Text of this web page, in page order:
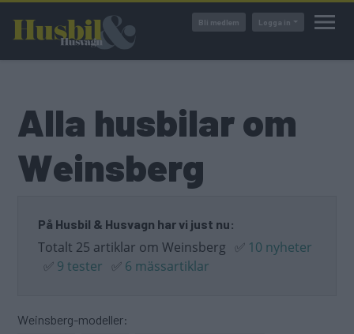
huvudinnehåll
Bli medlem Logga in
Alla husbilar om
Weinsberg
På Husbil & Husvagn har vi just nu:
Totalt 25 artiklar om Weinsberg ✅ 10 nyheter
✅ 9 tester ✅ 6 mässartiklar
Weinsberg-modeller: